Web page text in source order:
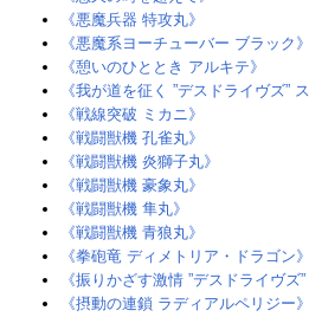
《悪魔兵器 特攻丸》
《悪魔系ヨーチューバー ブラック》
《憩いのひととき アルキテ》‎
《我が道を征く ”デスドライヴズ”
《戦線突破 ミカニ》‎
《戦闘獣機 孔雀丸》
《戦闘獣機 炎獅子丸》
《戦闘獣機 豪象丸》
《戦闘獣機 隼丸》
《戦闘獣機 青狼丸》
《拳砲竜 ディメトリア・ドラゴン》‎
《振りかざす激情 ”デスドライヴズ”
《摂動の連鎖 ラディアルペリジー》